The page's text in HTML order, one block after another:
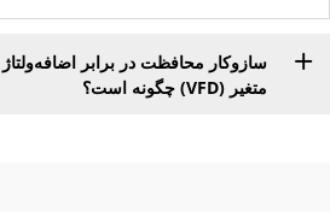
سازوکار محافظت در برابر
متغیر (VFD) چگونه است؟